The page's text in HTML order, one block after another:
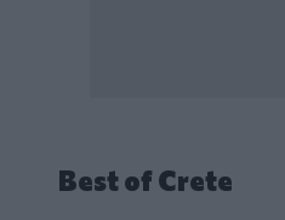
Best of Crete